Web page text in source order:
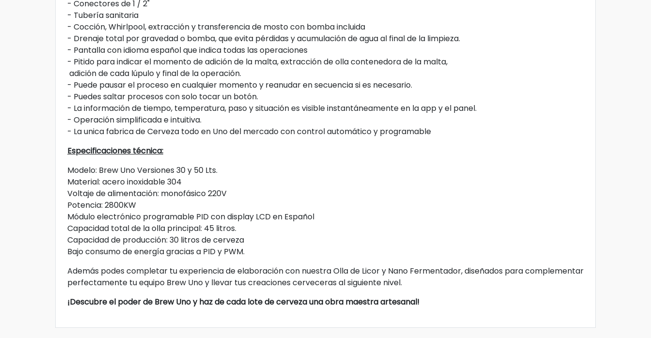
- Conectores de 1 / 2"
- Tubería sanitaria
- Cocción, Whirlpool, extracción y transferencia de mosto con bomba incluida
- Drenaje total por gravedad o bomba, que evita pérdidas y acumulación de agua al final de la limpieza.
- Pantalla con idioma español que indica todas las operaciones
- Pitido para indicar el momento de adición de la malta, extracción de olla contenedora de la malta,
adición de cada lúpulo y final de la operación.
- Puede pausar el proceso en cualquier momento y reanudar en secuencia si es necesario.
- Puedes saltar procesos con solo tocar un botón.
- La información de tiempo, temperatura, paso y situación es visible instantáneamente en la app y el panel.
- Operación simplificada e intuitiva.
- La unica fabrica de Cerveza todo en Uno del mercado con control automático y programable
Especificaciones técnica:
Modelo: Brew Uno Versiones 30 y 50 Lts.
Material: acero inoxidable 304
Voltaje de alimentación: monofásico 220V
Potencia: 2800KW
Módulo electrónico programable PID con display LCD en Español
Capacidad total de la olla principal: 45 litros.
Capacidad de producción: 30 litros de cerveza
Bajo consumo de energía gracias a PID y PWM.
Además podes completar tu experiencia de elaboración con nuestra Olla de Licor y Nano Fermentador, diseñados para complementar
perfectamente tu equipo Brew Uno y llevar tus creaciones cerveceras al siguiente nivel.
¡Descubre el poder de Brew Uno y haz de cada lote de cerveza una obra maestra artesanal!